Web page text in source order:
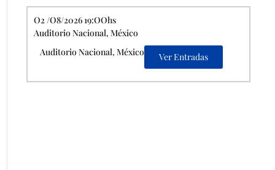
O2 /O8/2026 19:OOhs
Auditorio Nacional, México
Auditorio Nacional, México
Ver Entradas